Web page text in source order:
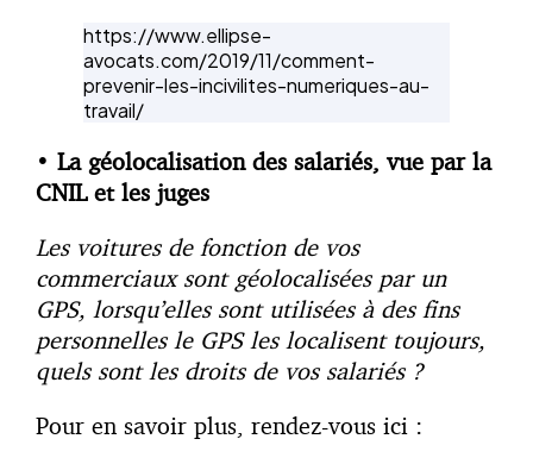
https://www.ellipse-
avocats.com/2019/11/comment-
prevenir-les-incivilites-numeriques-au-
travail/
• La géolocalisation des salariés, vue par la
CNIL et les juges
Les voitures de fonction de vos
commerciaux sont géolocalisées par un
GPS, lorsqu’elles sont utilisées à des fins
personnelles le GPS les localisent toujours,
quels sont les droits de vos salariés ?
Pour en savoir plus, rendez-vous ici :